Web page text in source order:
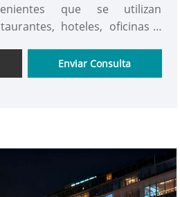
que se utilizan
hoteles, oficinas y
ideales para mejorar la
y la vida. ¡consíguelo ahora!
Enviar Consulta